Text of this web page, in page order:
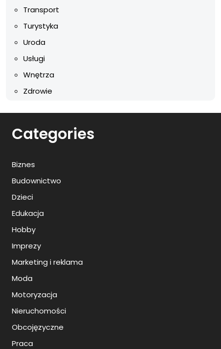
Transport
Turystyka
Uroda
Usługi
Wnętrza
Zdrowie
Categories
Biznes
Budownictwo
Dzieci
Edukacja
Hobby
Imprezy
Marketing i reklama
Moda
Motoryzacja
Nieruchomości
Obcojęzyczne
Praca